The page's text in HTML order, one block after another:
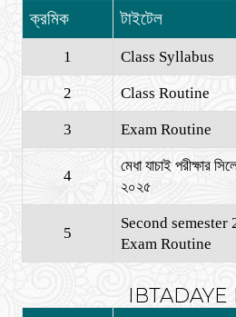
ক্রমিক টাইটেল
1 Class Syllabus
2 Class Routine
3 Exam Routine
4
মেধা যাচাই পরীক্ষার
২০২৫
5
Second semester
Exam Routine
IBTADAYE